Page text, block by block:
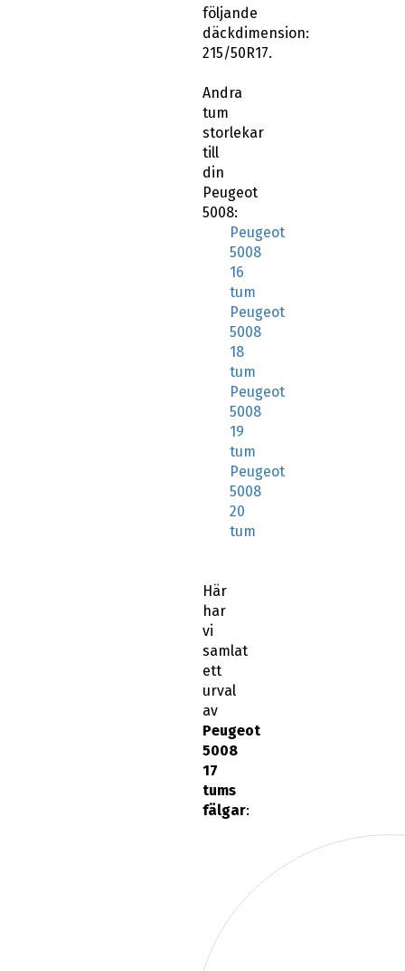
följande
däckdimension:
215/50R17.
Andra
tum
storlekar
till
din
Peugeot
5008:
Peugeot
5008
16
tum
Peugeot
5008
18
tum
Peugeot
5008
19
tum
Peugeot
5008
20
tum
Här
har
vi
samlat
ett
urval
av
Peugeot
5008
17
tums
fälgar: